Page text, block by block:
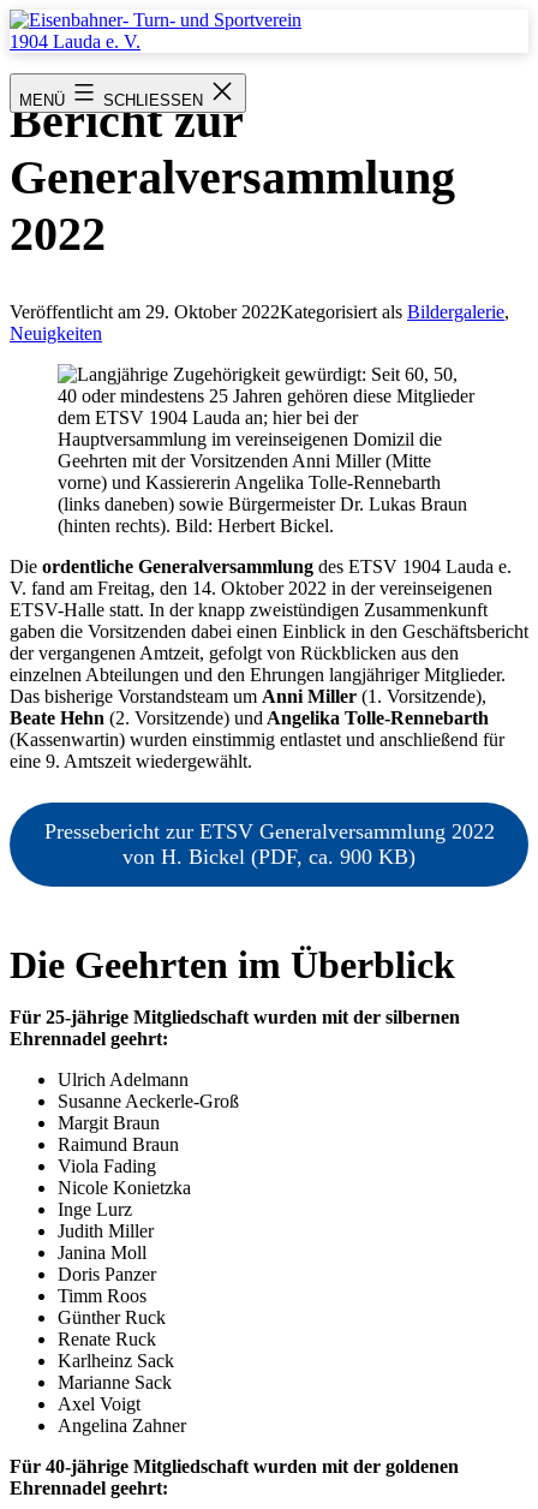
Zum
Inhalt
Turn-
und
Sportverein
Lauda
e.
MENÜ SCHLIESSEN
Bericht zur
Generalversammlung
2022
Veröffentlicht am 29. Oktober 2022Kategorisiert als Bildergalerie,
Neuigkeiten
Die ordentliche Generalversammlung des ETSV 1904 Lauda e.
V. fand am Freitag, den 14. Oktober 2022 in der vereinseigenen
ETSV-Halle statt. In der knapp zweistündigen Zusammenkunft
gaben die Vorsitzenden dabei einen Einblick in den Geschäftsbericht
der vergangenen Amtzeit, gefolgt von Rückblicken aus den
einzelnen Abteilungen und den Ehrungen langjähriger Mitglieder.
Das bisherige Vorstandsteam um Anni Miller (1. Vorsitzende),
Beate Hehn (2. Vorsitzende) und Angelika Tolle-Rennebarth
(Kassenwartin) wurden einstimmig entlastet und anschließend für
eine 9. Amtszeit wiedergewählt.
Pressebericht zur ETSV Generalversammlung 2022
von H. Bickel (PDF, ca. 900 KB)
Die Geehrten im Überblick
Für 25-jährige Mitgliedschaft wurden mit der silbernen
Ehrennadel geehrt:
Ulrich Adelmann
Susanne Aeckerle-Groß
Margit Braun
Raimund Braun
Viola Fading
Nicole Konietzka
Inge Lurz
Judith Miller
Janina Moll
Doris Panzer
Timm Roos
Günther Ruck
Renate Ruck
Karlheinz Sack
Marianne Sack
Axel Voigt
Angelina Zahner
Für 40-jährige Mitgliedschaft wurden mit der goldenen
Ehrennadel geehrt: